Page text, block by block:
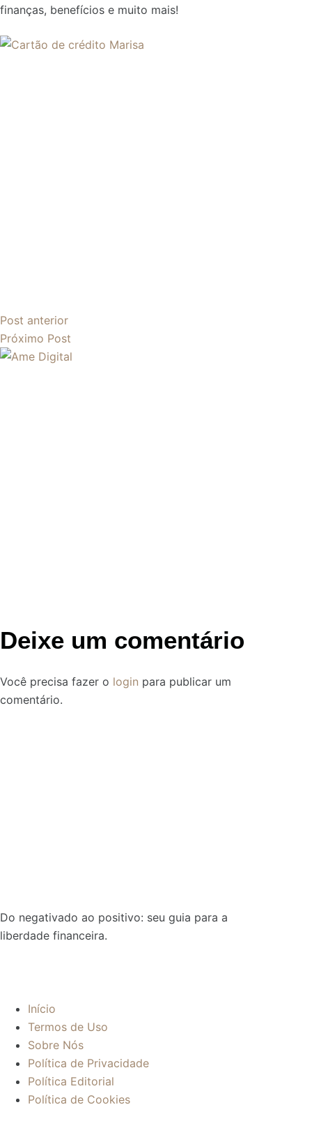
finanças, benefícios e muito mais!
Post anterior
Próximo Post
Deixe um comentário
Você precisa fazer o login para publicar um
comentário.
Do negativado ao positivo: seu guia para a
liberdade financeira.
Início
Termos de Uso
Sobre Nós
Política de Privacidade
Política Editorial
Política de Cookies